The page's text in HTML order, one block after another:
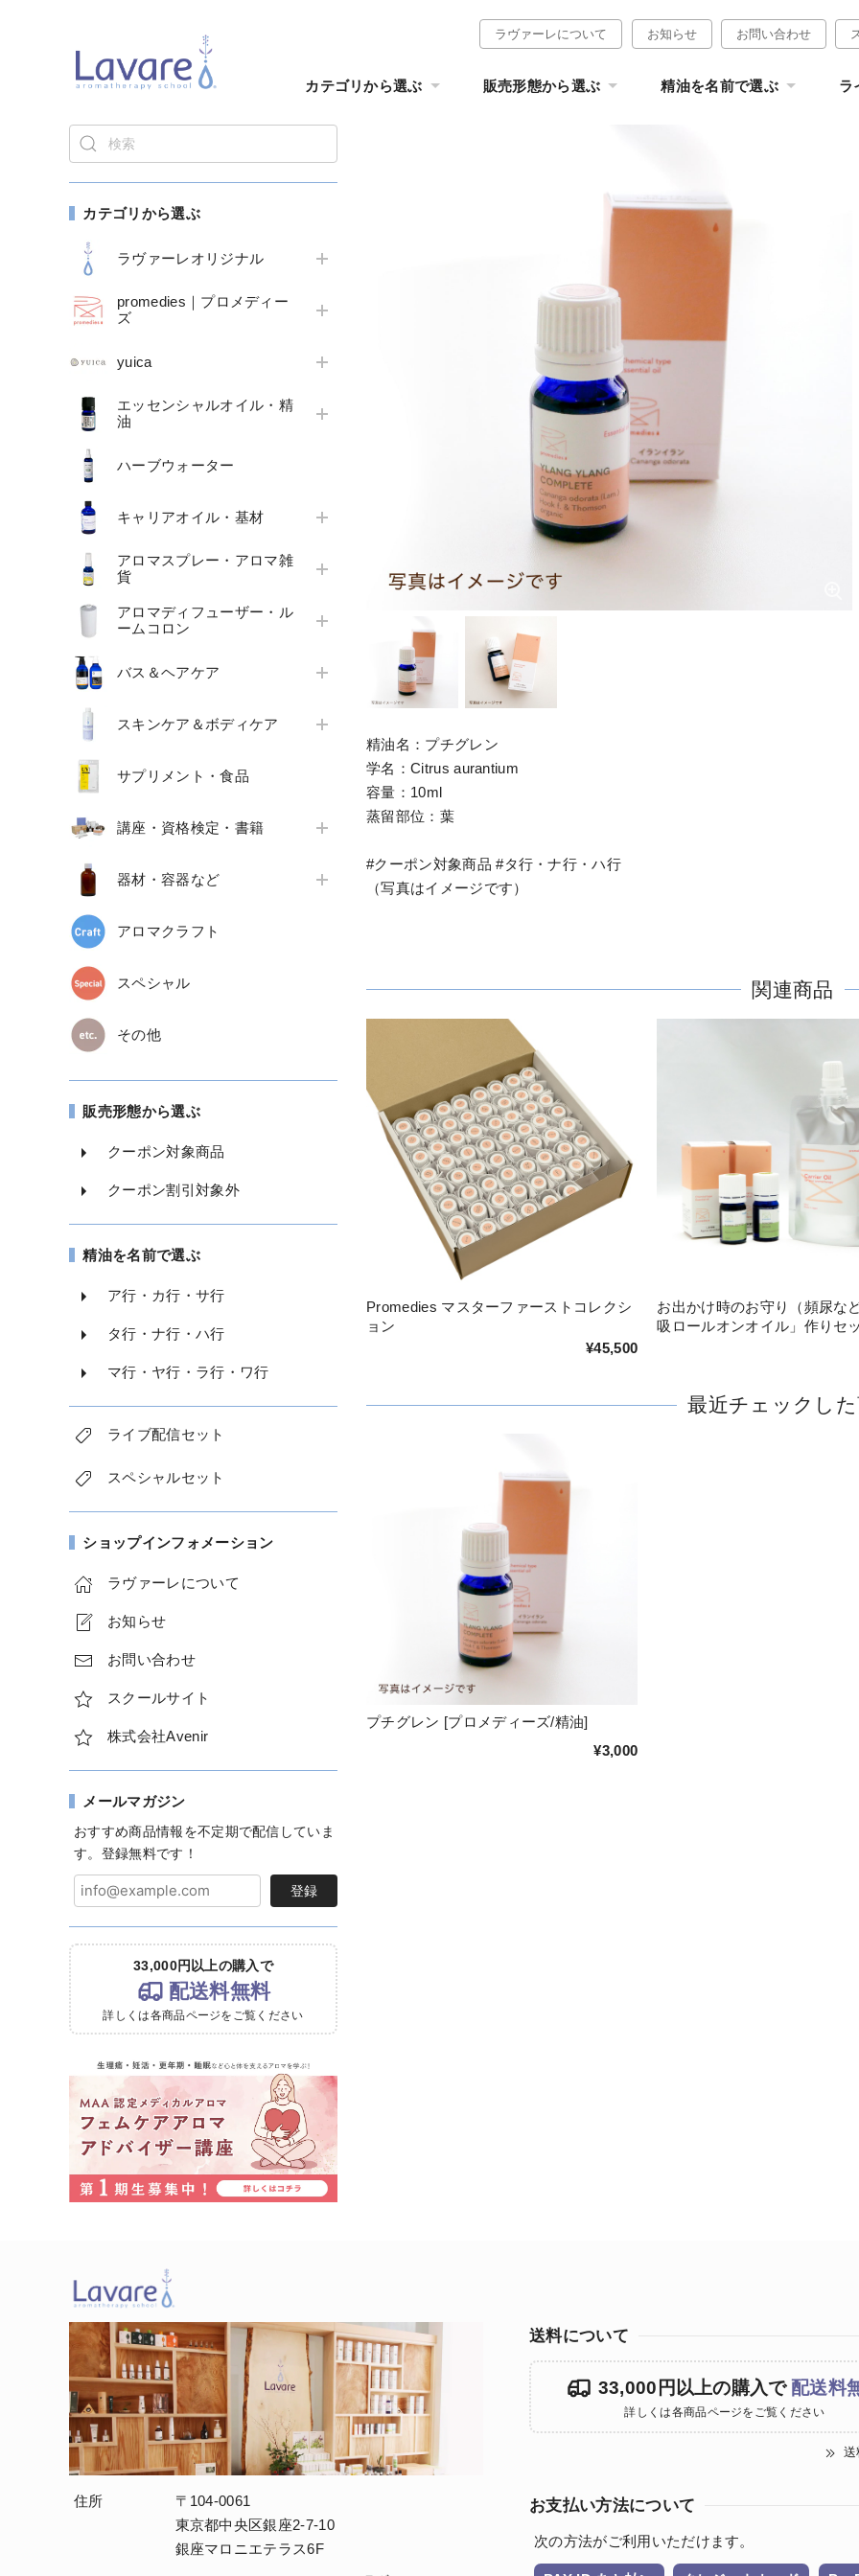
ラヴァーレについて お知らせ お問い合わせ
カテゴリから選ぶ 販売形態から選ぶ 精油を名前で選ぶ ラ
カテゴリから選ぶ
ラヴァーレオリジナル
promedies｜プロメディー
ズ
yuica
エッセンシャルオイル・精
油
ハーブウォーター
キャリアオイル・基材
アロマスプレー・アロマ雑
貨
アロマディフューザー・ル
ームコロン
バス＆ヘアケア
スキンケア＆ボディケア
サプリメント・食品
講座・資格検定・書籍
器材・容器など
アロマクラフト
スペシャル
その他
販売形態から選ぶ
クーポン対象商品
クーポン割引対象外
精油を名前で選ぶ
ア行・カ行・サ行
タ行・ナ行・ハ行
マ行・ヤ行・ラ行・ワ行
ライブ配信セット
スペシャルセット
ショップインフォメーション
ラヴァーレについて
お知らせ
お問い合わせ
スクールサイト
株式会社Avenir
メールマガジン
おすすめ商品情報を不定期で配信していま
す。登録無料です！
登録
33,000円以上の購入で
配送料無料
詳しくは各商品ページをご覧ください
精油名：プチグレン
学名：Citrus aurantium
容量：10ml
蒸留部位：葉
#クーポン対象商品 #タ行・ナ行・ハ行
（写真はイメージです）
関連商品
Promedies マスターファーストコレクシ
ョン
¥45,500
お出かけ時のお守り（頻尿な
吸ロールオンオイル」作りセ
最近チェックし
プチグレン [プロメディーズ/精油]
¥3,000
住所
〒104-0061
東京都中央区銀座2-7-10
銀座マロニエテラス6F
送料について
33,000円以上の購入で 配送料
詳しくは各商品ページをご覧ください
送
お支払い方法について
次の方法がご利用いただけます。